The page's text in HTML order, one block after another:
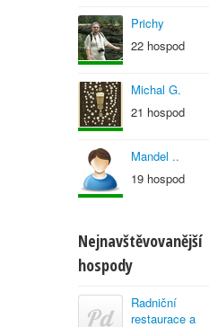
Prichy
22 hospod
Michal G.
21 hospod
Mandel ..
19 hospod
Nejnavštěvovanější
hospody
Radniční
restaurace a